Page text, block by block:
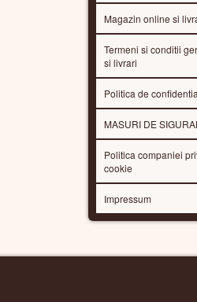
Magazin online si
Termeni si conditii
si livrari
Politica de
MASURI DE
Politica companiei
cookie
Impressum